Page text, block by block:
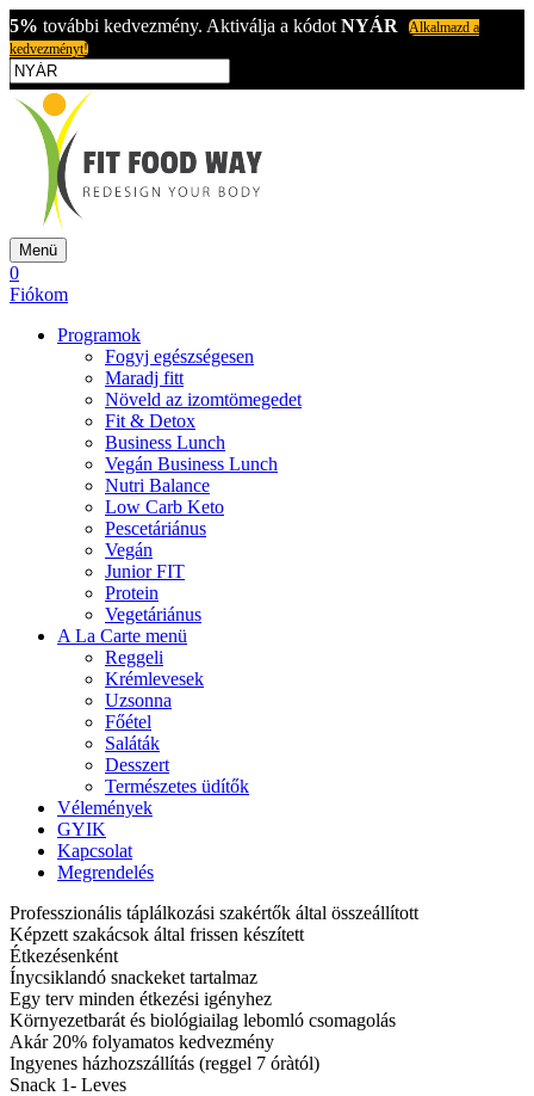
5% további kedvezmény. Aktiválja a kódot NYÁR
Alkalmazd a
kedvezményt!
Menü
0
Fiókom
Programok
Fogyj egészségesen
Maradj fitt
Növeld az izomtömegedet
Fit & Detox
Business Lunch
Vegán Business Lunch
Nutri Balance
Low Carb Keto
Pescetáriánus
Vegán
Junior FIT
Protein
Vegetáriánus
A La Carte menü
Reggeli
Krémlevesek
Uzsonna
Főétel
Saláták
Desszert
Természetes üdítők
Vélemények
GYIK
Kapcsolat
Megrendelés
Professzionális táplálkozási szakértők által összeállított
Képzett szakácsok által frissen készített
Étkezésenként
Ínycsiklandó snackeket tartalmaz
Egy terv minden étkezési igényhez
Környezetbarát és biológiailag lebomló csomagolás
Akár 20% folyamatos kedvezmény
Ingyenes házhozszállítás (reggel 7 óràtól)
Snack 1- Leves